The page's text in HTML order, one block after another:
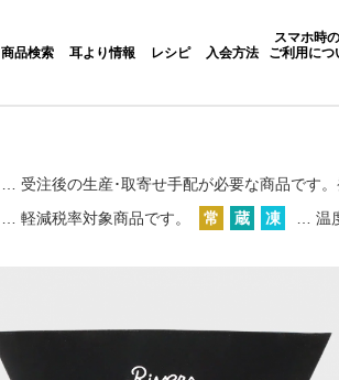
商品検索 耳より情報 レシピ 入会方法
スマホ時の
ご利用につ
… 受注後の生産･取寄せ手配が必要な商品です。
… 軽減税率対象商品です。 常 蔵 凍 … 温